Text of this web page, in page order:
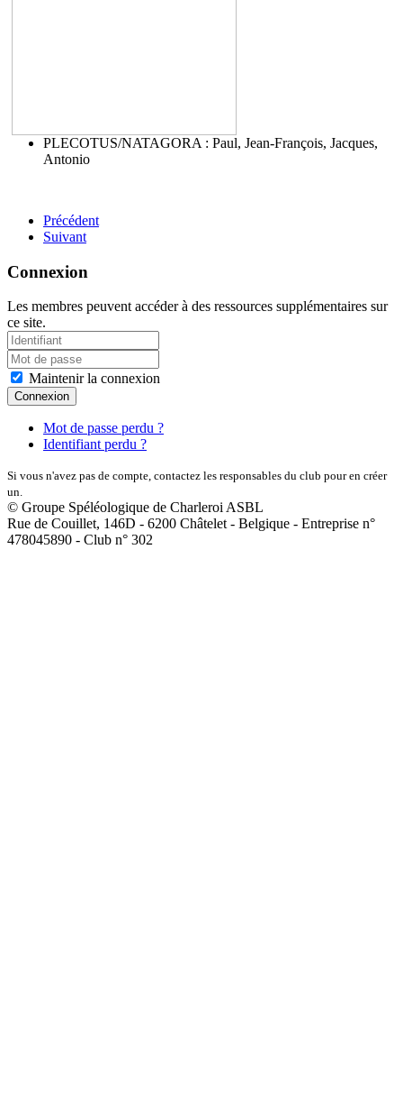
PLECOTUS/NATAGORA : Paul, Jean-François, Jacques,
Antonio
Précédent
Suivant
Connexion
Les membres peuvent accéder à des ressources supplémentaires sur
ce site.
Maintenir la connexion
Connexion
Mot de passe perdu ?
Identifiant perdu ?
Si vous n'avez pas de compte, contactez les responsables du club pour en créer
un.
© Groupe Spéléologique de Charleroi ASBL
Rue de Couillet, 146D - 6200 Châtelet - Belgique - Entreprise n°
478045890 - Club n° 302